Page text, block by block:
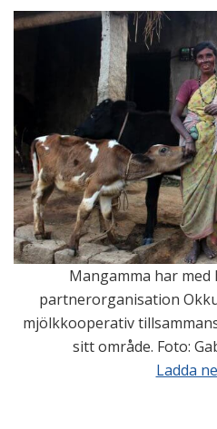
Mangamma har med
partnerorganisation
mjölkkooperativ
sitt område. Foto:
Ladda